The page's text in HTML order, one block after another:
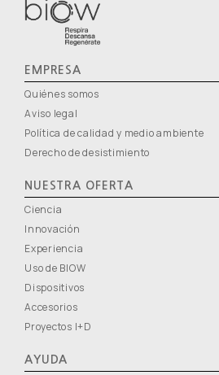
EMPRESA
Quiénes somos
Aviso legal
Política de calidad y medio ambiente
Derecho de desistimiento
NUESTRA OFERTA
Ciencia
Innovación
Experiencia
Uso de BIOW
Dispositivos
Accesorios
Proyectos I+D
AYUDA